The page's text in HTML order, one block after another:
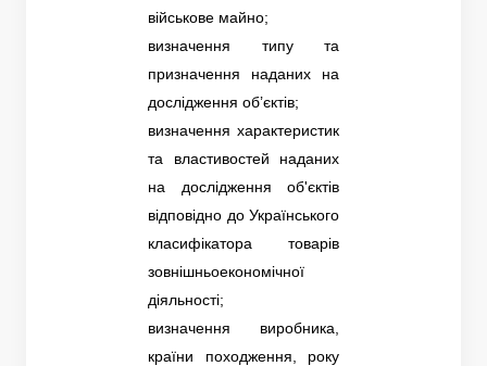
військове майно;
визначення типу та
призначення наданих на
дослідження об’єктів;
визначення характеристик
та властивостей наданих
на дослідження об'єктів
відповідно до Українського
класифікатора товарів
зовнішньоекономічної
діяльності;
визначення виробника,
країни походження, року